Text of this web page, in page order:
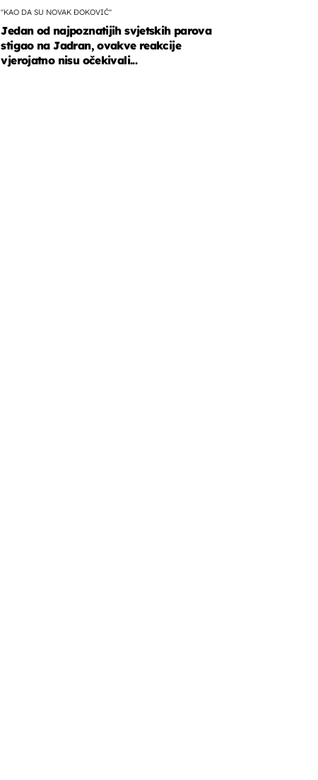
"KAO DA SU NOVAK ĐOKOVIĆ"
Jedan od najpoznatijih svjetskih parova
stigao na Jadran, ovakve reakcije
vjerojatno nisu očekivali...